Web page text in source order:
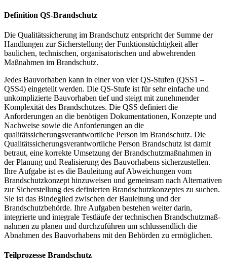
Definition QS-Brandschutz
Die Qualitätssicherung im Brandschutz entspricht der Summe der
Handlungen zur Sicherstellung der Funktionstüchtigkeit aller
baulichen, technischen, organisatorischen und abwehrenden
Maßnahmen im Brandschutz.
Jedes Bauvorhaben kann in einer von vier QS-Stufen (QSS1 –
QSS4) eingeteilt werden. Die QS-Stufe ist für sehr einfache und
unkomplizierte Bauvorhaben tief und steigt mit zunehmender
Komplexität des Brandschutzes. Die QSS definiert die
Anforderungen an die benötigen Dokumentationen, Konzepte und
Nachweise sowie die Anforderungen an die
qualitätssicherungsverantwortliche Person im Brandschutz. Die
Qualitätssicherungsverantwortliche Person Brandschutz ist damit
betraut, eine korrekte Umsetzung der Brandschutzmaßnahmen in
der Planung und Realisierung des Bauvorhabens sicherzustellen.
Ihre Aufgabe ist es die Bauleitung auf Abweichungen vom
Brandschutzkonzept hinzuweisen und gemeinsam nach Alternativen
zur Sicherstellung des definierten Brandschutzkonzeptes zu suchen.
Sie ist das Bindeglied zwischen der Bauleitung und der
Brandschutzbehörde. Ihre Aufgaben bestehen weiter darin,
integrierte und integrale Testläufe der technischen Brandschutzmaß-
nahmen zu planen und durchzuführen um schlussendlich die
Abnahmen des Bauvorhabens mit den Behörden zu ermöglichen.
Teilprozesse Brandschutz